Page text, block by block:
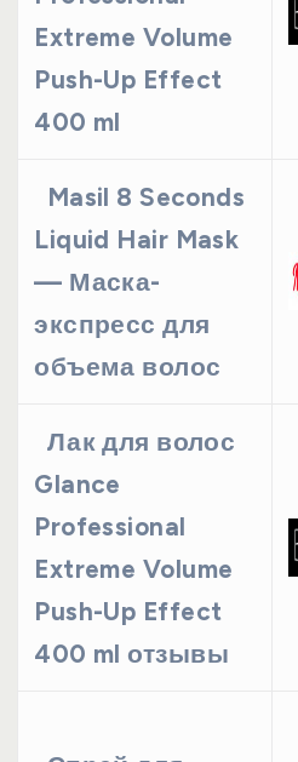
Extreme Volume
Push-Up Effect
400 ml
Masil 8 Seconds
Liquid Hair Mask
— Маска-
экспресс для
объема волос
Лак для волос
Glance
Professional
Extreme Volume
Push-Up Effect
400 ml отзывы